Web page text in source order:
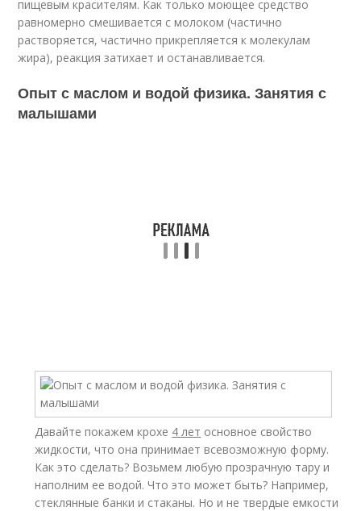
пищевым красителям. Как только моющее средство
равномерно смешивается с молоком (частично
растворяется, частично прикрепляется к молекулам
жира), реакция затихает и останавливается.
Опыт с маслом и водой физика. Занятия с
малышами
Давайте покажем крохе 4 лет основное свойство
жидкости, что она принимает всевозможную форму.
Как это сделать? Возьмем любую прозрачную тару и
наполним ее водой. Что это может быть? Например,
стеклянные банки и стаканы. Но и не твердые емкости